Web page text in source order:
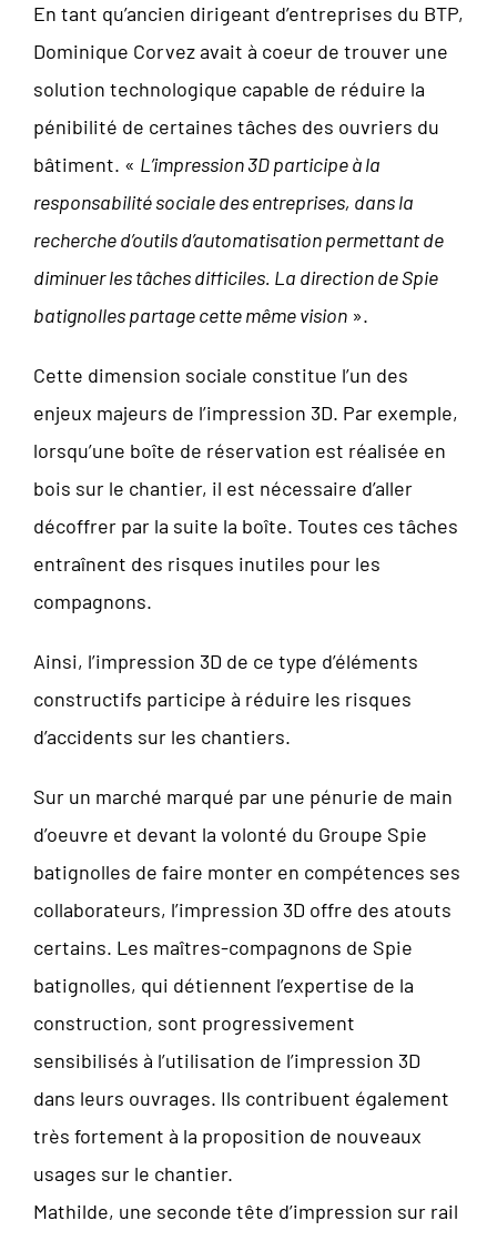
En tant qu’ancien dirigeant d’entreprises du BTP,
Dominique Corvez avait à coeur de trouver une
solution technologique capable de réduire la
pénibilité de certaines tâches des ouvriers du
bâtiment. « L’impression 3D participe à la
responsabilité sociale des entreprises, dans la
recherche d’outils d’automatisation permettant de
diminuer les tâches difficiles. La direction de Spie
batignolles partage cette même vision».
Cette dimension sociale constitue l’un des
enjeux majeurs de l’impression 3D. Par exemple,
lorsqu’une boîte de réservation est réalisée en
bois sur le chantier, il est nécessaire d’aller
décoffrer par la suite la boîte. Toutes ces tâches
entraînent des risques inutiles pour les
compagnons.
Ainsi, l’impression 3D de ce type d’éléments
constructifs participe à réduire les risques
d’accidents sur les chantiers.
Sur un marché marqué par une pénurie de main
d’oeuvre et devant la volonté du Groupe Spie
batignolles de faire monter en compétences ses
collaborateurs, l’impression 3D offre des atouts
certains. Les maîtres-compagnons de Spie
batignolles, qui détiennent l’expertise de la
construction, sont progressivement
sensibilisés à l’utilisation de l’impression 3D
dans leurs ouvrages. Ils contribuent également
très fortement à la proposition de nouveaux
usages sur le chantier.
Mathilde, une seconde tête d’impression sur rail